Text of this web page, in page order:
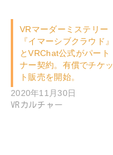
VRマーダーミステリー
『イマーシブクラウド』
とVRChat公式がパート
ナー契約。有償でチケッ
ト販売を開始。
2020年11月30日
VRカルチャー